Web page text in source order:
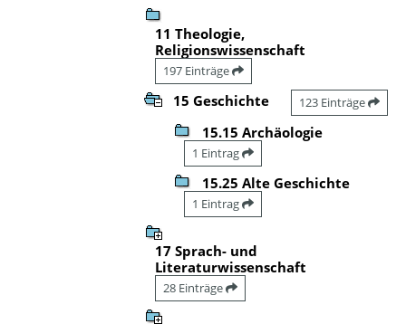
11 Theologie,
Religionswissenschaft
197 Einträge
15 Geschichte 123 Einträge
15.15 Archäologie
1 Eintrag
15.25 Alte Geschichte
1 Eintrag
17 Sprach- und
Literaturwissenschaft
28 Einträge